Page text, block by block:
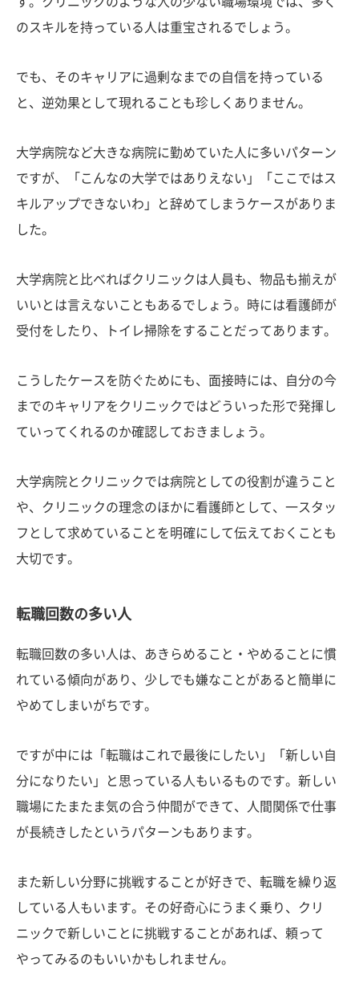
のスキルを持っている人は重宝されるでしょう。
でも、そのキャリアに過剰なまでの自信を持っている
と、逆効果として現れることも珍しくありません。
大学病院など大きな病院に勤めていた人に多いパターン
ですが、「こんなの大学ではありえない」「ここではス
キルアップできないわ」と辞めてしまうケースがありま
した。
大学病院と比べればクリニックは人員も、物品も揃えが
いいとは言えないこともあるでしょう。時には看護師が
受付をしたり、トイレ掃除をすることだってあります。
こうしたケースを防ぐためにも、面接時には、自分の今
までのキャリアをクリニックではどういった形で発揮し
ていってくれるのか確認しておきましょう。
大学病院とクリニックでは病院としての役割が違うこと
や、クリニックの理念のほかに看護師として、一スタッ
フとして求めていることを明確にして伝えておくことも
大切です。
転職回数の多い人
転職回数の多い人は、あきらめること・やめることに慣
れている傾向があり、少しでも嫌なことがあると簡単に
やめてしまいがちです。
ですが中には「転職はこれで最後にしたい」「新しい自
分になりたい」と思っている人もいるものです。新しい
職場にたまたま気の合う仲間ができて、人間関係で仕事
が長続きしたというパターンもあります。
また新しい分野に挑戦することが好きで、転職を繰り返
している人もいます。その好奇心にうまく乗り、クリ
ニックで新しいことに挑戦することがあれば、頼って
やってみるのもいいかもしれません。